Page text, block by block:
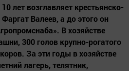
лет возглавляет крестьянско-
Валеев, а до этого он
В хозяйстве
300 голов крупно-рогатого
За эти годы в хозяйстве
лагерь, телятник,